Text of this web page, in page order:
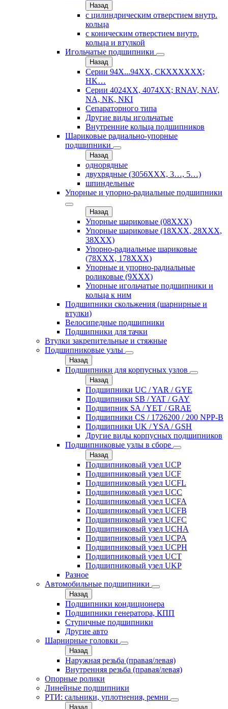
Назад
с цилиндрическим отверстием внутр.
кольца
с коническим отверстием внутр.
кольца и втулкой
Игольчатые подшипники
Назад
Серии 94Х...94ХХ, СКХХХХХХ;
HK…
Серии 4024ХХ, 4074ХХ; RNAV, NAV,
NA, NK, NKI
Сепараторного типа
Другие виды игольчатые
Внутренние кольца подшипников
Шариковые радиально-упорные
подшипники
Назад
однорядные
двухрядные (3056ХХХ, 3…, 5…)
шпиндельные
Упорные и упорно-радиальные подшипники
Назад
Упорные шариковые (08XXX)
Упорные шариковые (18XXX, 28XXХ,
38ХХХ)
Упорно-радиальные шариковые
(78XXX, 178ХХХ)
Упорные и упорно-радиальные
роликовые (9ХХХ)
Упорные игольчатые подшипники и
кольца к ним
Подшипники скольжения (шарнирные и
втулки)
Велосипедные подшипники
Подшипники для тачки
Втулки закрепительные и стяжные
Подшипниковые узлы
Назад
Подшипники для корпусных узлов
Назад
Подшипники UC / YAR / GYE
Подшипники SB / YAT / GAY
Подшипник SA / YET / GRAE
Подшипники CS / 1726200 / 200 NPP-B
Подшипники UK / YSA / GSH
Другие виды корпусных подшипников
Подшипниковые узлы в сборе
Назад
Подшипниковый узел UCP
Подшипниковый узел UCF
Подшипниковый узел UCFL
Подшипниковый узел UCC
Подшипниковый узел UCFA
Подшипниковый узел UCFB
Подшипниковый узел UCFC
Подшипниковый узел UCHA
Подшипниковый узел UCPA
Подшипниковый узел UCPH
Подшипниковый узел UCT
Подшипниковый узел UKP
Разное
Автомобильные подшипники
Назад
Подшипники кондиционера
Подшипники генератора, КПП
Ступичные подшипники
Другие авто
Шарнирные головки
Назад
Наружная резьба (правая/левая)
Внутренняя резьба (правая/левая)
Опорные ролики
Линейные подшипники
РТИ: сальники, уплотнения, ремни
Назад